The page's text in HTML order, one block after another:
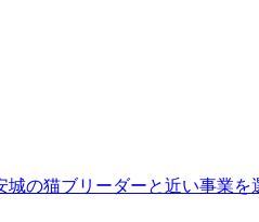
城の猫ブリーダーと近い事業を